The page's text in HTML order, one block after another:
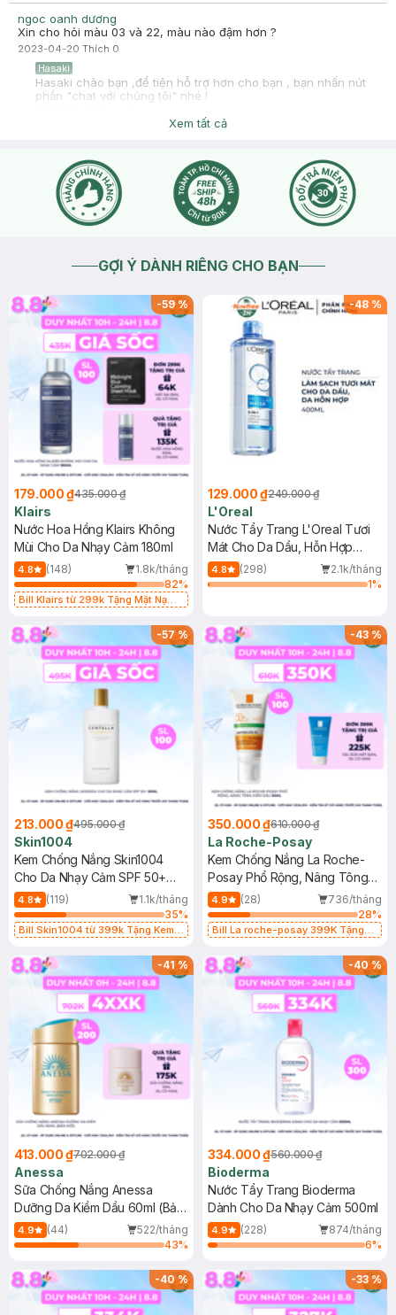
ngoc oanh dương
Xin cho hỏi màu 03 và 22, màu nào đậm hơn ?
2023-04-20 Thích 0
Hasaki
Hasaki chào bạn ,để tiện hỗ trợ hơn cho bạn , bạn nhấn nút
phần "chat với chúng tôi" nhé !
Xem tất cả
GỢI Ý DÀNH RIÊNG CHO BẠN
-59%
179.000 ₫435.000 ₫
Klairs
Nước Hoa Hồng Klairs Không
Mùi Cho Da Nhạy Cảm 180ml
4.8 (148)
1.8k/tháng
82%
Bill Klairs từ 299k Tặng Mặt Nạ
25ml (SL Có Hạn)
-48 %
129.000 ₫249.000 ₫
L'Oreal
Nước Tẩy Trang L'Oreal Tươi
Mát Cho Da Dầu, Hỗn Hợp
400ml
4.8 (298)
2.1k/tháng
1%
-57%
213.000 ₫495.000 ₫
Skin1004
Kem Chống Nắng Skin1004
Cho Da Nhạy Cảm SPF 50+
50ml
4.8 (119)
1.1k/tháng
35%
Bill Skin1004 từ 399k Tặng Kem
SPF 50+ 20ml (SL Có Hạn)
-43%
350.000 ₫610.000 ₫
La Roche-Posay
Kem Chống Nắng La Roche-
Posay Phổ Rộng, Nâng Tông
Kiềm Dầu 50ml
4.9 (28)
736/tháng
28%
Bill La roche-posay 399K Tặng
(SL có hạn)
-41%
413.000 ₫702.000 ₫
Anessa
Sữa Chống Nắng Anessa
Dưỡng Da Kiềm Dầu 60ml (Bản
Mới)
4.9 (44)
522/tháng
43%
-40%
334.000 ₫560.000 ₫
Bioderma
Nước Tẩy Trang Bioderma
Dành Cho Da Nhạy Cảm 500ml
4.9 (228)
874/tháng
6%
-40% -33%